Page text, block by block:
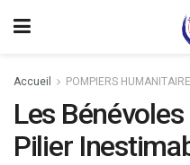
Accueil POMPIERS
Les
Pilier